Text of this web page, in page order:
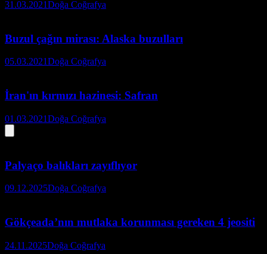
31.03.2021Doğa Coğrafya
Buzul çağın mirası: Alaska buzulları
05.03.2021Doğa Coğrafya
İran'ın kırmızı hazinesi: Safran
01.03.2021Doğa Coğrafya
Palyaço balıkları zayıflıyor
09.12.2025Doğa Coğrafya
Gökçeada’nın mutlaka korunması gereken 4 jeositi
24.11.2025Doğa Coğrafya